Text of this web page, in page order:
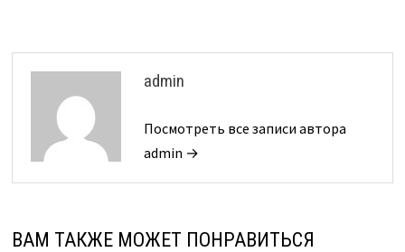
admin
Посмотреть все записи автора
admin →
ВАМ ТАКЖЕ МОЖЕТ ПОНРАВИТЬСЯ